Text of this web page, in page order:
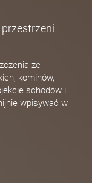
ze
kominów,
schodów i
wpisywać w